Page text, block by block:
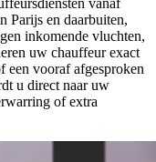
vanaf
Parijs en daarbuiten,
inkomende vluchten,
uw chauffeur exact
een vooraf afgesproken
u direct naar uw
of extra